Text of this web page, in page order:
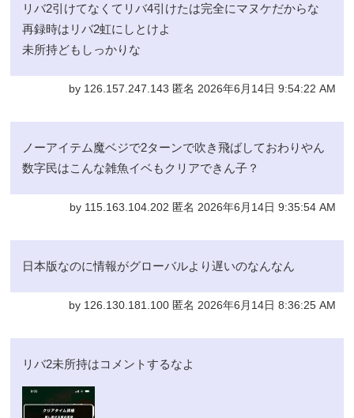
リバ2引けてなくてリバ4引けたは完全にマヌケだからな
再録時はリバ2虹にしとけよ
未所持どもしっかりな
by 126.157.247.143 匿名 2026年6月14日 9:54:22 AM
ノーアイテム魔ベジで2ターンで吹き飛ばしておわりやん
数字民はこんな雑魚イベもクリアできん子？
by 115.163.104.202 匿名 2026年6月14日 9:35:54 AM
日本版なのに情報がグローバルより遅いのなんなん
by 126.130.181.100 匿名 2026年6月14日 8:36:25 AM
リバ2未所持はコメントするなよ